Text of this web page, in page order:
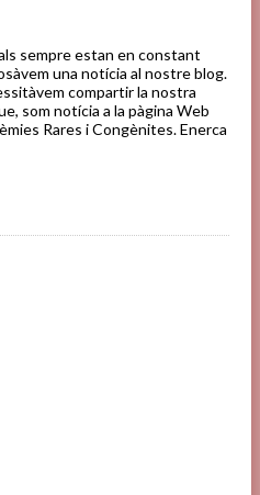
sempre estan en constant
una notícia al nostre blog.
compartir la nostra
som notícia a la pàgina Web
Rares i Congènites. Enerca